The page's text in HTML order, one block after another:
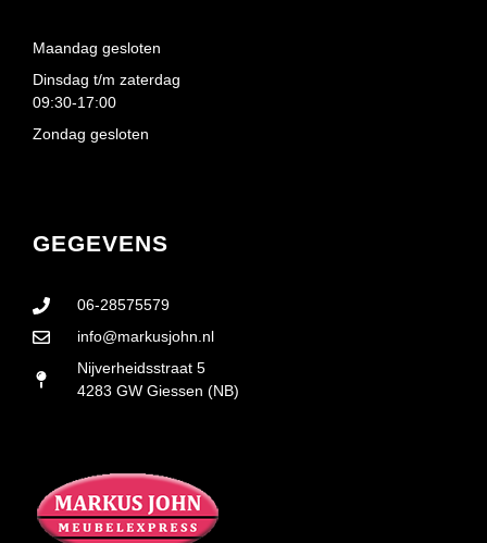
GEGEVENS
06-28575579
info@markusjohn.nl
Nijverheidsstraat 5
4283 GW Giessen (NB)
Maandag gesloten
Dinsdag t/m zaterdag
09:30-17:00
Zondag gesloten